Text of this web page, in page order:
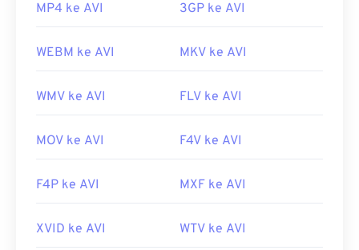
MP4 ke AVI 3GP ke AVI
WEBM ke AVI MKV ke AVI
WMV ke AVI FLV ke AVI
MOV ke AVI F4V ke AVI
F4P ke AVI MXF ke AVI
XVID ke AVI WTV ke AVI